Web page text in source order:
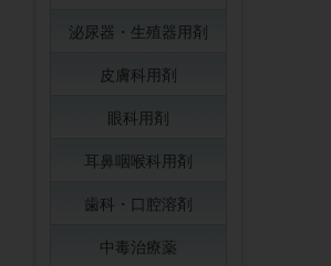
泌尿器・生殖器用剤
皮膚科用剤
眼科用剤
耳鼻咽喉科用剤
歯科・口腔溶剤
中毒治療薬